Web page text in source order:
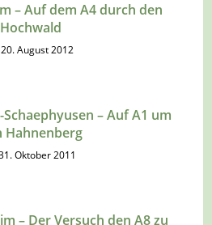
– Auf dem A4 durch den
Hochwald
20. August 2012
– Auf A1 um
Hahnenberg
Oktober 2011
– Der Versuch den A8 zu